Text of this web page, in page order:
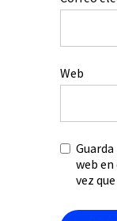
Web
web
vez